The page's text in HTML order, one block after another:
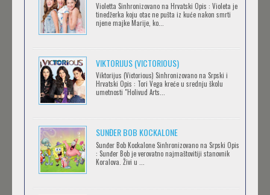
OBLUTAK
SERVAMP
Feb 12 2023 |
2.43: SEIIN HIGH SCHOOL BOYS VOLLEYBALL
TEAM
Violetta Sinhronizovano na Hrvatski Opis : Violeta je
tinedžerka koju otac ne pušta iz kuće nakon smrti
njene majke Marije, ko...
VIKTORIJUS (VICTORIOUS)
Viktorijus (Victorious) Sinhronizovano na Srpski i
Hrvatski Opis : Tori Vega kreće u srednju školu
umetnosti "Holivud Arts...
SUNĐER BOB KOCKALONE
Sunđer Bob Kockalone Sinhronizovano na Srpski Opis
: Sunđer Bob je verovatno najmaštovitiji stanovnik
Koralova. Živi u ...